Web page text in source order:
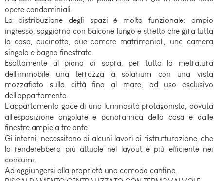
opere condominiali.
La distribuzione degli spazi è molto funzionale: ampio
ingresso, soggiorno con balcone lungo e stretto che gira tutta
la casa, cucinotto, due camere matrimoniali, una camera
singola e bagno finestrato.
Esattamente al piano di sopra, per tutta la metratura
dell'immobile una terrazza a solarium con una vista
mozzafiato sulla città fino al mare, ad uso esclusivo
dell'appartamento.
L'appartamento gode di una luminosità protagonista, dovuta
all'esposizione angolare e panoramica della casa e dalle
finestre ampie a tre ante.
Gi interni, necessitano di alcuni lavori di ristrutturazione, che
lo renderebbero più attuale nel layout e più efficiente nei
consumi.
Ad aggiungersi alla proprietà una comoda cantina.